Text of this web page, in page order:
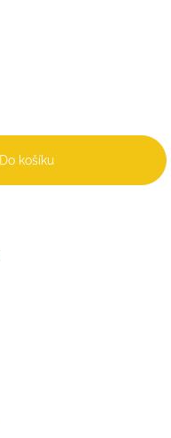
Do košíku